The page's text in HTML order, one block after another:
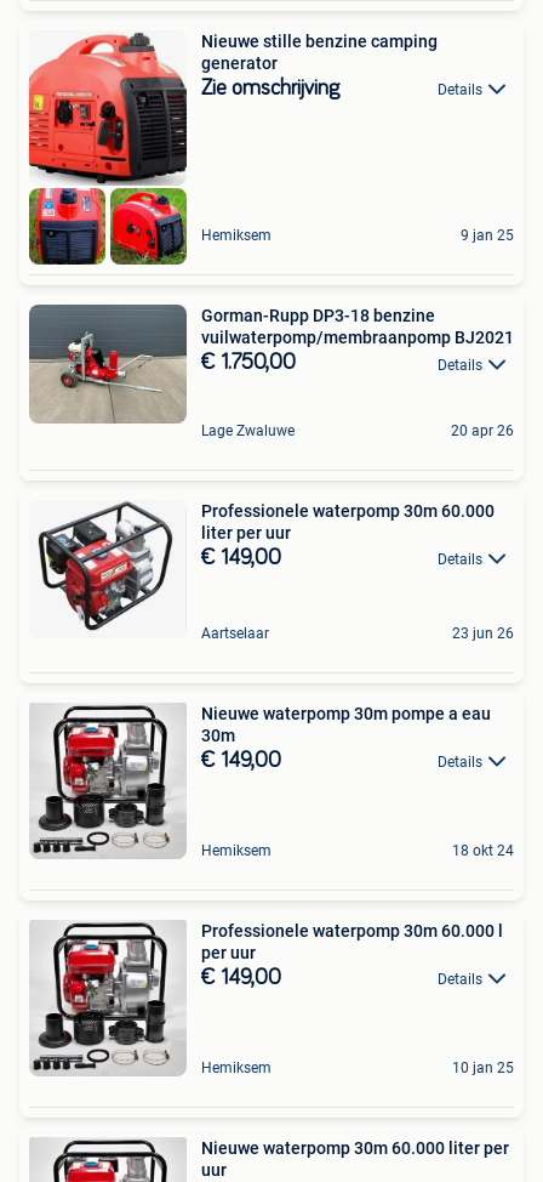
Nieuwe stille benzine camping
generator
Zie omschrijving Details
Hemiksem 9 jan 25
Gorman-Rupp DP3-18 benzine
vuilwaterpomp/membraanpomp BJ2021
€ 1.750,00 Details
Lage Zwaluwe 20 apr 26
Professionele waterpomp 30m 60.000
liter per uur
€ 149,00 Details
Aartselaar 23 jun 26
Nieuwe waterpomp 30m pompe a eau
30m
€ 149,00 Details
Hemiksem 18 okt 24
Professionele waterpomp 30m 60.000 l
per uur
€ 149,00 Details
Hemiksem 10 jan 25
Nieuwe waterpomp 30m 60.000 liter per
uur